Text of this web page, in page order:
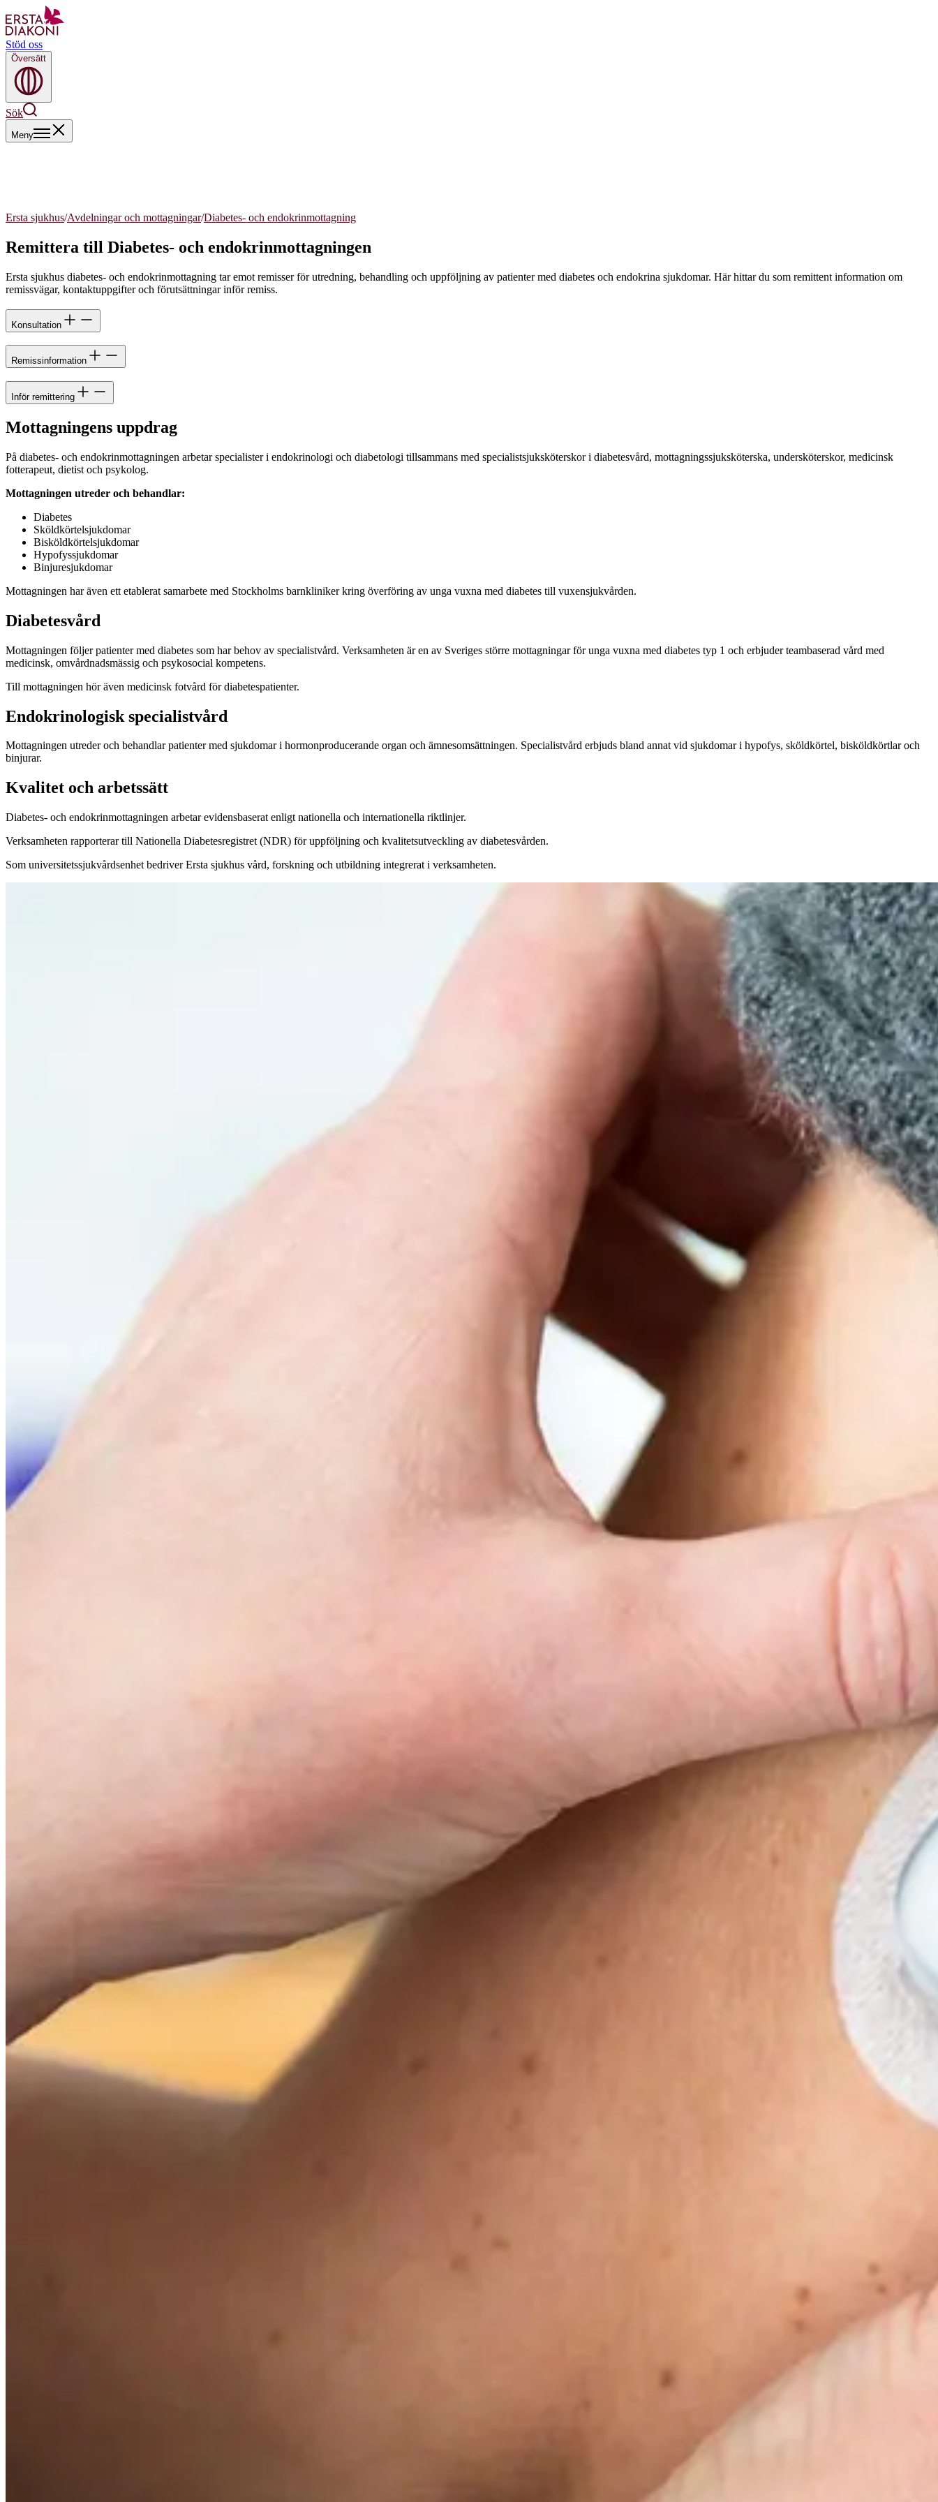
Stöd oss
Översätt
Sök
Meny
Ersta sjukhus/Avdelningar och mottagningar/Diabetes- och endokrinmottagning
Remittera till Diabetes- och endokrinmottagningen
Ersta sjukhus diabetes- och endokrinmottagning tar emot remisser för utredning, behandling och uppföljning av patienter med diabetes och endokrina sjukdomar. Här hittar du som remittent information om
remissvägar, kontaktuppgifter och förutsättningar inför remiss.
Konsultation
Remissinformation
Inför remittering
Mottagningens uppdrag
På diabetes- och endokrinmottagningen arbetar specialister i endokrinologi och diabetologi tillsammans med specialistsjuksköterskor i diabetesvård, mottagningssjuksköterska, undersköterskor, medicinsk
fotterapeut, dietist och psykolog.
Mottagningen utreder och behandlar:
Diabetes
Sköldkörtelsjukdomar
Bisköldkörtelsjukdomar
Hypofyssjukdomar
Binjuresjukdomar
Mottagningen har även ett etablerat samarbete med Stockholms barnkliniker kring överföring av unga vuxna med diabetes till vuxensjukvården.
Diabetesvård
Mottagningen följer patienter med diabetes som har behov av specialistvård. Verksamheten är en av Sveriges större mottagningar för unga vuxna med diabetes typ 1 och erbjuder teambaserad vård med
medicinsk, omvårdnadsmässig och psykosocial kompetens.
Till mottagningen hör även medicinsk fotvård för diabetespatienter.
Endokrinologisk specialistvård
Mottagningen utreder och behandlar patienter med sjukdomar i hormonproducerande organ och ämnesomsättningen. Specialistvård erbjuds bland annat vid sjukdomar i hypofys, sköldkörtel, bisköldkörtlar och
binjurar.
Kvalitet och arbetssätt
Diabetes- och endokrinmottagningen arbetar evidensbaserat enligt nationella och internationella riktlinjer.
Verksamheten rapporterar till Nationella Diabetesregistret (NDR) för uppföljning och kvalitetsutveckling av diabetesvården.
Som universitetssjukvårdsenhet bedriver Ersta sjukhus vård, forskning och utbildning integrerat i verksamheten.